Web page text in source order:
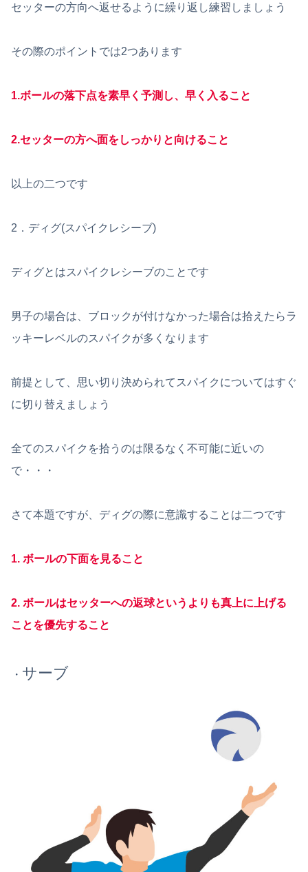
セッターの方向へ返せるように繰り返し練習しましょう
その際のポイントでは2つあります
1.ボールの落下点を素早く予測し、早く入ること
2.セッターの方へ面をしっかりと向けること
以上の二つです
2．ディグ(スパイクレシーブ)
ディグとはスパイクレシーブのことです
男子の場合は、ブロックが付けなかった場合は拾えたらラ
ッキーレベルのスパイクが多くなります
前提として、思い切り決められてスパイクについてはすぐ
に切り替えましょう
全てのスパイクを拾うのは限るなく不可能に近いの
で・・・
さて本題ですが、ディグの際に意識することは二つです
1. ボールの下面を見ること
2. ボールはセッターへの返球というよりも真上に上げる
ことを優先すること
・ サーブ